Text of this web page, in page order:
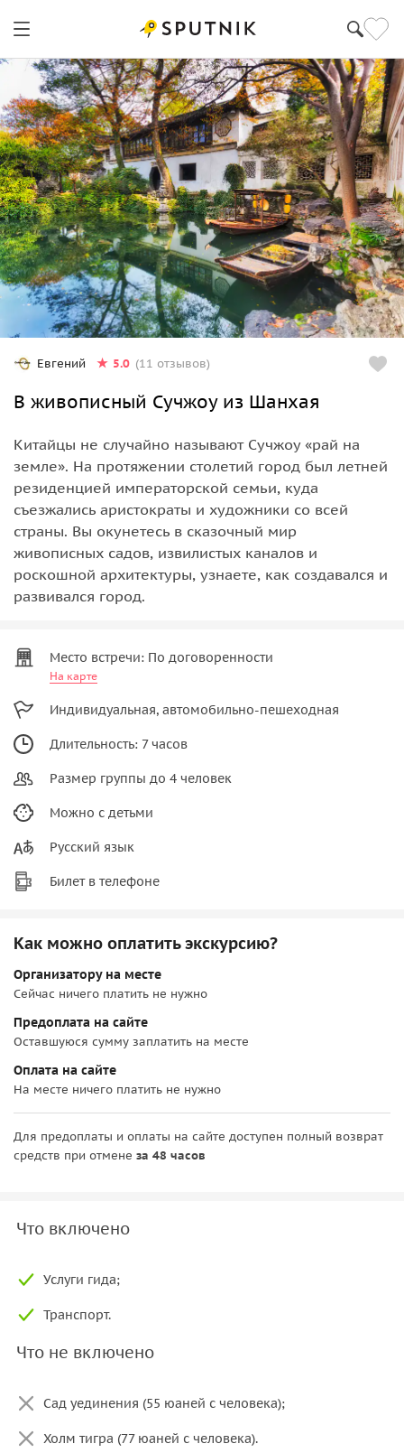
Евгений 5.0 (11 отзывов)
В живописный Сучжоу из Шанхая
Китайцы не случайно называют Сучжоу «рай на
земле». На протяжении столетий город был летней
резиденцией императорской семьи, куда
съезжались аристократы и художники со всей
страны. Вы окунетесь в сказочный мир
живописных садов, извилистых каналов и
роскошной архитектуры, узнаете, как создавался и
развивался город.
Место встречи: По договоренности
На карте
Индивидуальная, автомобильно-пешеходная
Длительность: 7 часов
Размер группы до 4 человек
Можно с детьми
Русский язык
Билет в телефоне
Как можно оплатить экскурсию?
Организатору на месте
Сейчас ничего платить не нужно
Предоплата на сайте
Оставшуюся сумму заплатить на месте
Оплата на сайте
На месте ничего платить не нужно
Для предоплаты и оплаты на сайте доступен полный возврат
средств при отмене за 48 часов
Что включено
Услуги гида;
Транспорт.
Что не включено
Сад уединения (55 юаней с человека);
Холм тигра (77 юаней с человека).